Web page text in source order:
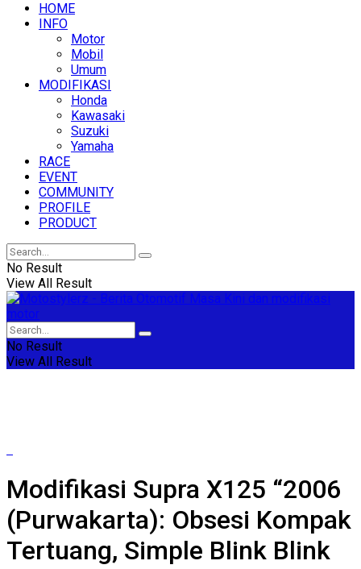
HOME
INFO
Motor
Mobil
Umum
MODIFIKASI
Honda
Kawasaki
Suzuki
Yamaha
RACE
EVENT
COMMUNITY
PROFILE
PRODUCT
No Result
View All Result
No Result
View All Result
Modifikasi Supra X125 “2006
(Purwakarta): Obsesi Kompak
Tertuang, Simple Blink Blink